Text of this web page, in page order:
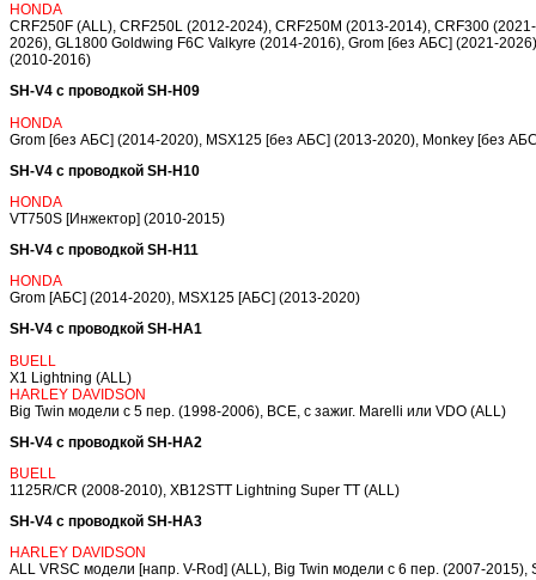
HONDA
CRF250F (ALL), CRF250L (2012-2024), CRF250M (2013-2014), CRF300
2026), GL1800 Goldwing F6C Valkyre (2014-2016), Grom [без АБС] (2021-
(2010-2016)
SH-V4 с проводкой SH-H09
HONDA
Grom [без АБС] (2014-2020), MSX125 [без АБС] (2013-2020), Monkey [без
SH-V4 с проводкой SH-H10
HONDA
VT750S [Инжектор] (2010-2015)
SH-V4 с проводкой SH-H11
HONDA
Grom [АБС] (2014-2020), MSX125 [АБС] (2013-2020)
SH-V4 с проводкой SH-HA1
BUELL
X1 Lightning (ALL)
HARLEY DAVIDSON
Big Twin модели с 5 пер. (1998-2006), ВСЕ, c зажиг. Marelli или VDO (ALL)
SH-V4 с проводкой SH-HA2
BUELL
1125R/CR (2008-2010), XB12STT Lightning Super TT (ALL)
SH-V4 с проводкой SH-HA3
HARLEY DAVIDSON
ALL VRSC модели [напр. V-Rod] (ALL), Big Twin модели с 6 пер. (2007-